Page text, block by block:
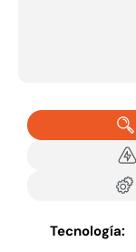
Tecnología: